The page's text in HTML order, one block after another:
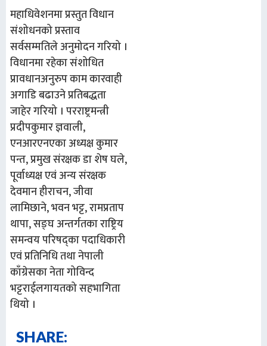
महाधिवेशनमा प्रस्तुत विधान
संशोधनको प्रस्ताव
सर्वसम्मतिले अनुमोदन गरियो ।
विधानमा रहेका संशोधित
प्रावधानअनुरुप काम कारवाही
अगाडि बढाउने प्रतिबद्धता
जाहेर गरियो । परराष्ट्रमन्त्री
प्रदीपकुमार ज्ञवाली,
एनआरएनएका अध्यक्ष कुमार
पन्त, प्रमुख संरक्षक डा शेष घले,
पूर्वाध्यक्ष एवं अन्य संरक्षक
देवमान हीराचन, जीवा
लामिछाने, भवन भट्ट, रामप्रताप
थापा, सङ्घ अन्तर्गतका राष्ट्रिय
समन्वय परिषद्का पदाधिकारी
एवं प्रतिनिधि तथा नेपाली
काँग्रेसका नेता गोविन्द
भट्टराईलगायतको सहभागिता
थियो ।
SHARE: